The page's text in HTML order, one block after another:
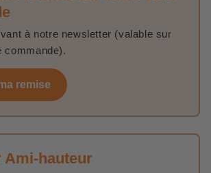
à notre newsletter (valable sur
commande).
remise
Ami-hauteur